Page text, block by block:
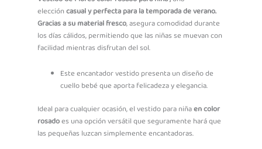
eleccióncasual y perfecta para la temporada de verano.
Gracias a su material fresco, asegura comodidad durante
los días cálidos, permitiendo que las niñas se muevan con
facilidad mientras disfrutan del sol.
Este encantador vestido presenta un diseño de
cuello bebé que aporta felicadeza y elegancia.
Ideal para cualquier ocasión, el vestido para niñaen color
rosadoes una opción versátil que seguramente hará que
las pequeñas luzcan simplemente encantadoras.